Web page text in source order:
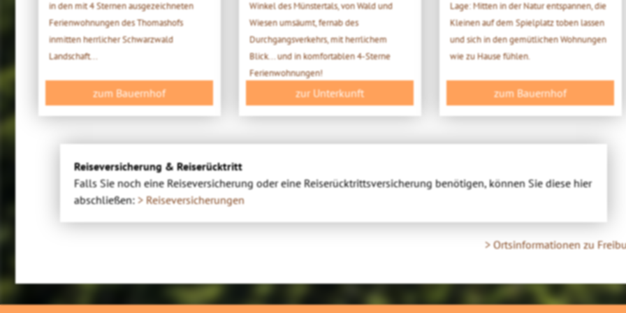
in den mit 4 Sternen ausgezeichneten
Ferienwohnungen des Thomashofs
inmitten herrlicher Schwarzwald
Landschaft...
zum Bauernhof
Winkel des Münstertals, von Wald und
Wiesen umsäumt, fernab des
Durchgangsverkehrs, mit herrlichem
Blick... und in komfortablen 4-Sterne
Ferienwohnungen!
zur Unterkunft
Lage: Mitten in der Natur entspannen, die
Kleinen auf dem Spielplatz toben lassen
und sich in den gemütlichen Wohnungen
wie zu Hause fühlen.
zum Bauernhof
Reiseversicherung & Reiserücktritt
Falls Sie noch eine Reiseversicherung oder eine Reiserücktrittsversicherung benötigen, können Sie diese hier
abschließen: > Reiseversicherungen
> Ortsinformationen zu